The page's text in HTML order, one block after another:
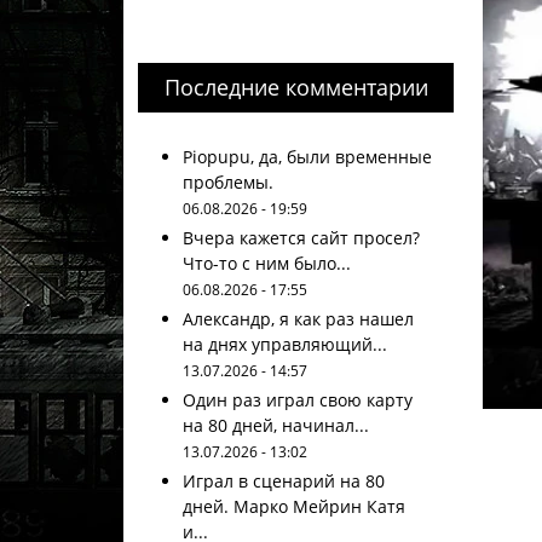
Последние комментарии
Piopupu, да, были временные
проблемы.
06.08.2026 - 19:59
Вчера кажется сайт просел?
Что-то с ним было...
06.08.2026 - 17:55
Александр, я как раз нашел
на днях управляющий...
13.07.2026 - 14:57
Один раз играл свою карту
на 80 дней, начинал...
13.07.2026 - 13:02
Играл в сценарий на 80
дней. Марко Мейрин Катя
и...